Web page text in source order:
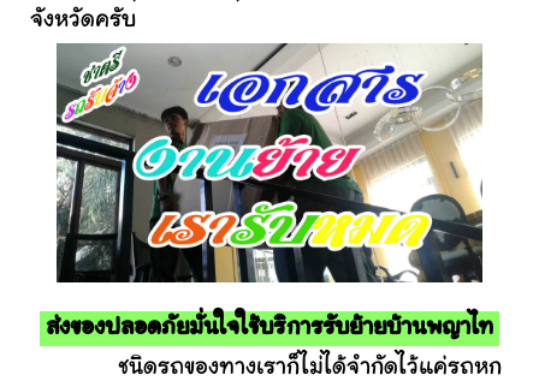
จังหวัดครับ
ส่งของปลอดภัยมั่นใจใช้บริการรับย้ายบ้านพญาไท
ชนิดรถของทางเราก็ไม่ได้จำกัดไว้แค่รถหก